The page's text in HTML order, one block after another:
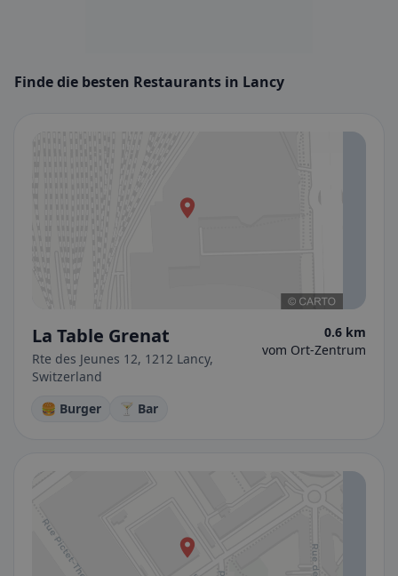
Finde die besten Restaurants in Lancy
La Table Grenat
Rte des Jeunes 12, 1212 Lancy,
Switzerland
0.6 km
vom Ort-Zentrum
🍔 Burger 🍸 Bar